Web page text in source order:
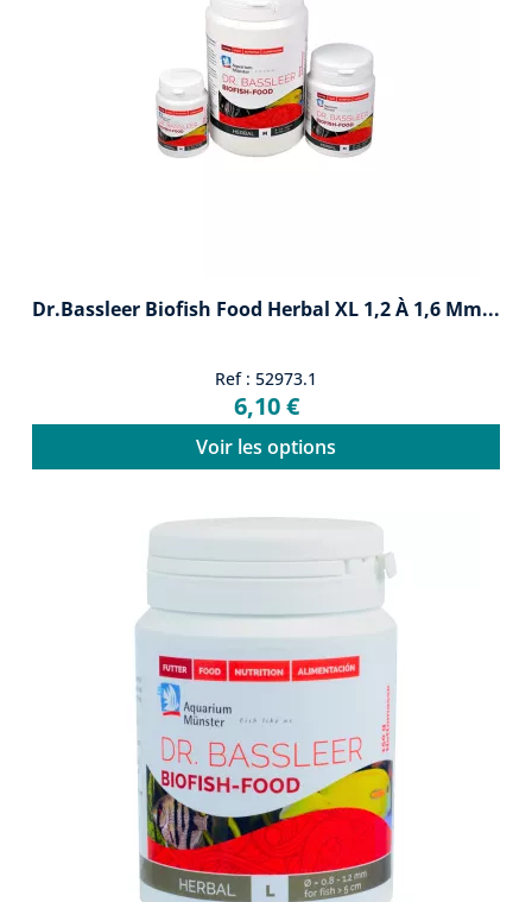
Dr.Bassleer Biofish Food Herbal XL 1,2 À 1,6 Mm...
Ref : 52973.1
6,10 €
Voir les options